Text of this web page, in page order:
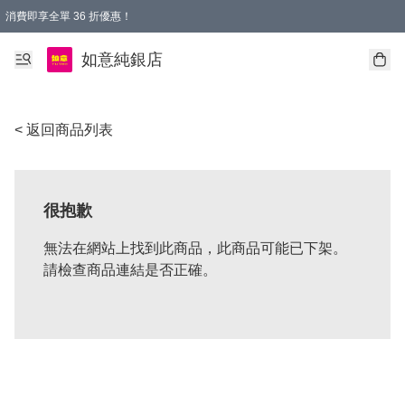
消費即享全單 36 折優惠！
購物满$50，全國包郵。Free shopping on orders over $50.
如意純銀店
< 返回商品列表
很抱歉
無法在網站上找到此商品，此商品可能已下架。
請檢查商品連結是否正確。